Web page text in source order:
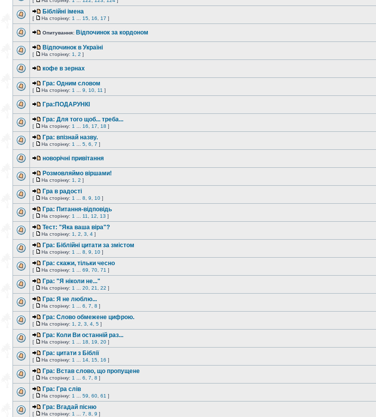
Біблійні імена
[ На сторінку: 1 15 16 17 ]
Опитування: Відпочинок за кордоном
Відпочинок в Україні
[ На сторінку: 1 2 ]
кофе в зернах
Гра: Одним словом
[ На сторінку: 1 9 10 11 ]
Гра:ПОДАРУНКІ
Гра: Для того щоб... треба...
[ На сторінку: 1 16 17 18 ]
Гра: впізнай назву.
[ На сторінку: 1 5 6 7 ]
новорічні привітання
Розмовляймо віршами!
[ На сторінку: 1 2 ]
Гра в радості
[ На сторінку: 1 8 9 10 ]
Гра: Питання-відповідь
[ На сторінку: 1 11 12 13 ]
Тест: "Яка ваша віра"?
[ На сторінку: 1 2 3 4 ]
Гра: Біблійні цитати за змістом
[ На сторінку: 1 8 9 10 ]
Гра: скажи, тільки чесно
[ На сторінку: 1 69 70 71 ]
Гра: "Я ніколи не..."
[ На сторінку: 1 20 21 22 ]
Гра: Я не люблю...
[ На сторінку: 1 6 7 8 ]
Гра: Слово обмежене цифрою.
[ На сторінку: 1 2 3 4 5 ]
Гра: Коли Ви останній раз...
[ На сторінку: 1 18 19 20 ]
Гра: цитати з Біблії
[ На сторінку: 1 14 15 16 ]
Гра: Встав слово, що пропущене
[ На сторінку: 1 6 7 8 ]
Гра: Гра слів
[ На сторінку: 1 59 60 61 ]
Гра: Вгадай пісню
[ На сторінку: 1 7 8 9 ]